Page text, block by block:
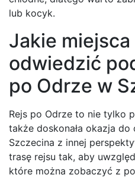
lub kocyk.
Jakie
odwiedzić
po Odrze w
Rejs po Odrze to nie tylko
także doskonała okazja
Szczecina z innej
trasę rejsu tak, aby
które można zobaczyć z